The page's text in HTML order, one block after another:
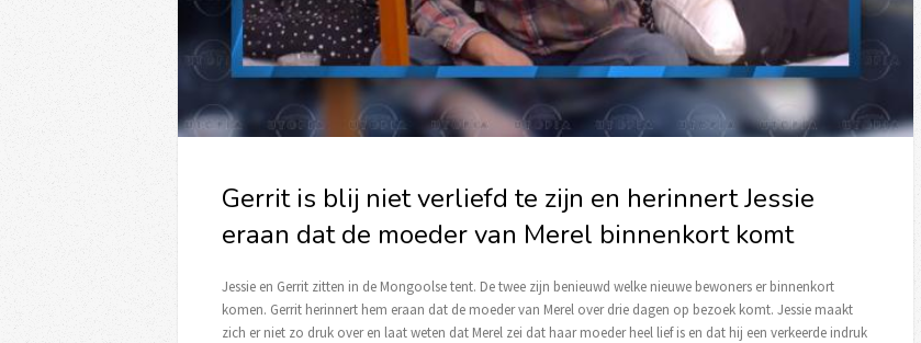
Gerrit is blij niet verliefd te zijn en herinnert Jessie
eraan dat de moeder van Merel binnenkort komt
Jessie en Gerrit zitten in de Mongoolse tent. De twee zijn benieuwd welke nieuwe bewoners er binnenkort
komen. Gerrit herinnert hem eraan dat de moeder van Merel over drie dagen op bezoek komt. Jessie maakt
zich er niet zo druk over en laat weten dat Merel zei dat haar moeder heel lief is en dat hij een verkeerde indruk